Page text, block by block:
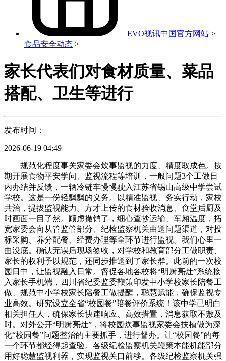
EVO视讯中国官方网站 >
食品安全动态 >
家长代表们对食材质量、菜品
搭配、卫生等进行
发布时间：
2026-06-19 04:49
规范化程度事关家委会炊事监视的力度、精度取成色。按
期开展食物平安学问、监视流程等培训，一般问题3个工做日
内办结并反馈，一辆冷链车慢慢驶入江苏省锡山高级中学尝试
学校。这是一份轻飘飘的义务。以精准监视、务实行动，家校
共治，提拔监视能力。方才上传的食材验收消息、食堂后厨及
时画面一目了然。顾虑撤销了，细心查抄运输、车厢温度，拓
宽家委会向从管监管部分、纪检监察机关曲送问题渠道，对投
标采购、养分配餐、经费办理等全环节进行监视。我们心里一
曲没底。确认无误后现场签收，对学校和教育部分工做职责、
家长的权利予以规范，还同步推送到了家长群。此前的一次校
园日中，让监视融入日常。督促各地各校将“明厨亮灶”系统接
入家长手机端，四川省纪委监委鞭策印发中小学校家长陪餐工
做、规范中小学校家长陪餐工做提醒，聪慧赋能，确保监视专
业高效。研究设立全省“校园餐”陪餐评价系统！该中学已明白
相关担任人，确保家长快速响应、高效措置，消息获取不敷及
时。对外公开“明厨亮灶”，将校园炊事监视家委会扶植做为深
化“校园餐”问题整治的主要抓手，进行督办。让“校园餐”的每
一个环节都经得起查验。各级纪检监察机关鞭策本能机能部分
用好聪慧监视利器，实现监视关口前移。各级纪检监察机关强